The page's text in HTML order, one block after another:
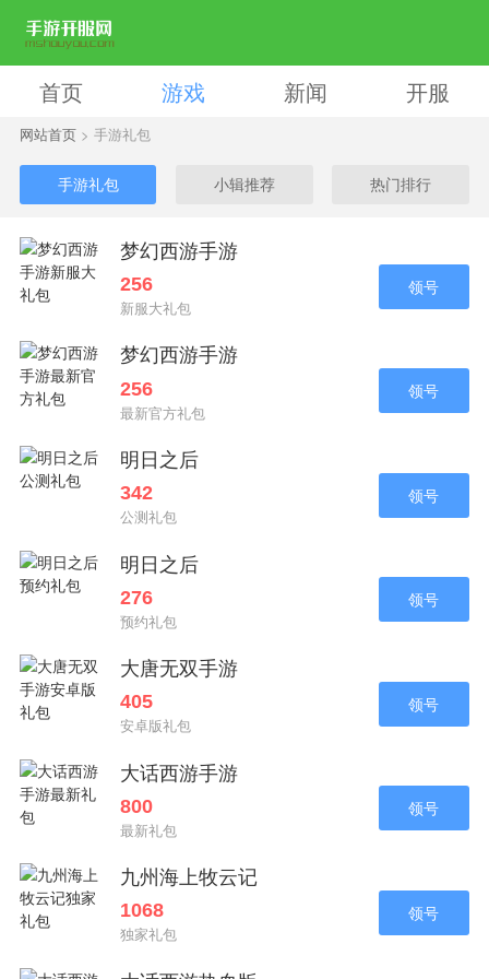
首页 游戏 新闻 开服
网站首页> 手游礼包
手游礼包 小辑推荐 热门排行
梦幻西游手游
256
新服大礼包
领号
梦幻西游手游
256
最新官方礼包
领号
明日之后
342
公测礼包
领号
明日之后
276
预约礼包
领号
大唐无双手游
405
安卓版礼包
领号
大话西游手游
800
最新礼包
领号
九州海上牧云记
1068
独家礼包
领号